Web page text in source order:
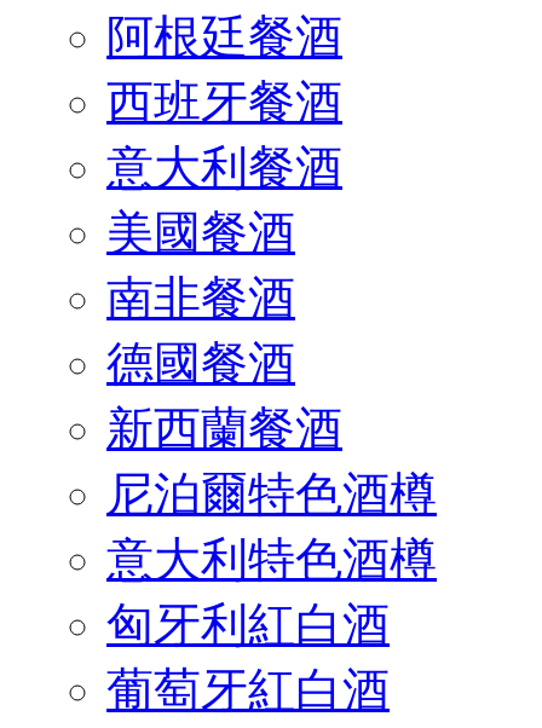
阿根廷餐酒
西班牙餐酒
意大利餐酒
美國餐酒
南非餐酒
德國餐酒
新西蘭餐酒
尼泊爾特色酒樽
意大利特色酒樽
匈牙利紅白酒
葡萄牙紅白酒